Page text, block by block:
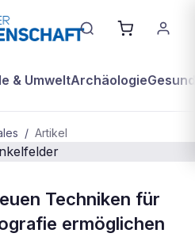
& UmweltArchäologie
/ Artikel
Dunkelfelder
Techniken für
ermöglichen